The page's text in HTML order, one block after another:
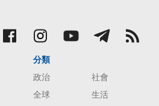
分類
政治
社會
全球
生活